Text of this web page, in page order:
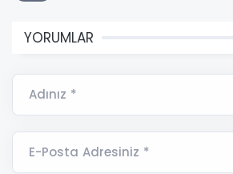
YORUMLAR
Adınız *
E-Posta Adresiniz *